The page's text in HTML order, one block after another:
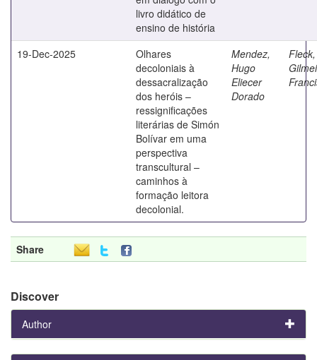
livro didático de
ensino de história
19-Dec-2025
Olhares
decoloniais à
dessacralização
dos heróis –
ressignificações
literárias de Simón
Bolívar em uma
perspectiva
transcultural –
caminhos à
formação leitora
decolonial.
Mendez,
Hugo
Eliecer
Dorado
Fleck,
Gilmei
Share
Discover
Author